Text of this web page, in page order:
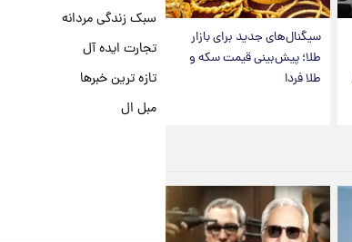
سیگنال‌های جدید برای بازار
طلا؛ پیش‌بینی قیمت سکه و
طلا فردا
سبک زندگی مردانه
تجارت ایده آل
تازه ترین خبرها
مبل ال